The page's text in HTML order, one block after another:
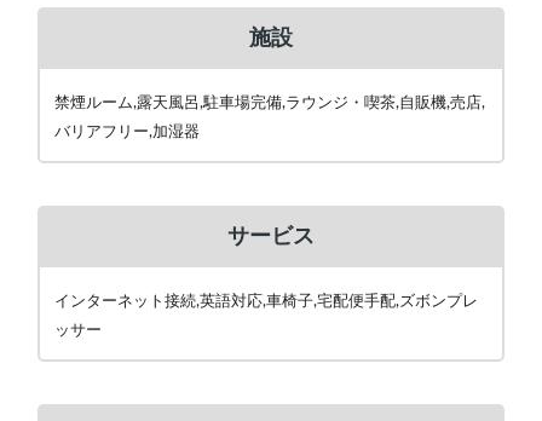
施設
禁煙ルーム,露天風呂,駐車場完備,ラウンジ・喫茶,自販機,売店,
バリアフリー,加湿器
サービス
インターネット接続,英語対応,車椅子,宅配便手配,ズボンプレ
ッサー